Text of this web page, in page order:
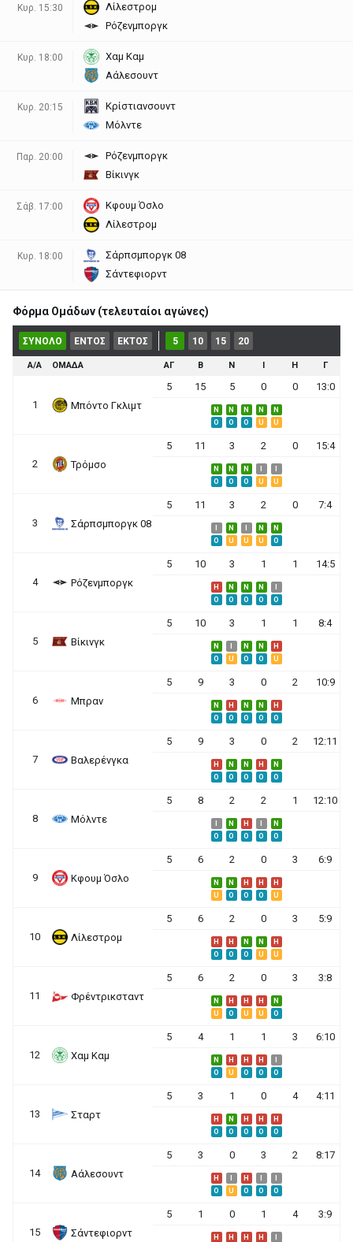
Κυρ. 15:30
Λίλεστρομ
Ρόζενμποργκ
Κυρ. 18:00
Χαμ Καμ
Αάλεσουντ
Κυρ. 20:15
Κρίστιανσουντ
Μόλντε
Παρ. 20:00
Ρόζενμποργκ
Βίκινγκ
Σάβ. 17:00
Κφουμ Όσλο
Λίλεστρομ
Κυρ. 18:00
Σάρπσμποργκ 08
Σάντεφιορντ
Φόρμα Ομάδων (τελευταίοι αγώνες)
ΣΥΝΟΛΟ ΕΝΤΟΣ ΕΚΤΟΣ 5 10 15 20
Α/Α ΟΜΑΔΑ ΑΓ Β Ν Ι Η Γ
1 Μπόντο Γκλιμτ
5 15 5 0 0 13:0
N N N N
N
O
O O U U
2 Τρόμσο
5 11 3 2 0 15:4
N N N
O
O O U U
3 Σάρπσμποργκ 08
5 11 3 2 0 7:4
N N
N
O
U U U O
4 Ρόζενμποργκ
5 10 3 1 1 14:5
H N N N
O
O O O O
5 Βίκινγκ
5 10 3 1 1 8:4
N N N
H
O
U O O U
6 Μπραν
5 9 3 0 2 10:9
N H N N
H
O
O O O O
7 Βαλερένγκα
5 9 3 0 2 12:11
H N N H
N
O
O O O O
8 Μόλντε
5 8 2 2 1 12:10
N H
N
O
O O O O
9 Κφουμ Όσλο
5 6 2 0 3 6:9
N N H H
H
U
O O O U
10 Λίλεστρομ
5 6 2 0 3 5:9
H H N N
H
O
O O U U
11 Φρέντρικσταντ
5 6 2 0 3 3:8
N H H H
N
U
O U U O
12 Χαμ Καμ
5 4 1 1 3 6:10
N H H H
O
U O O O
13 Σταρτ
5 3 1 0 4 4:11
H N H H
H
O
O O O O
14 Αάλεσουντ
5 3 0 3 2 8:17
H H
O
U O O O
15 Σάντεφιορντ
5 1 0 1 4 3:9
H H H H